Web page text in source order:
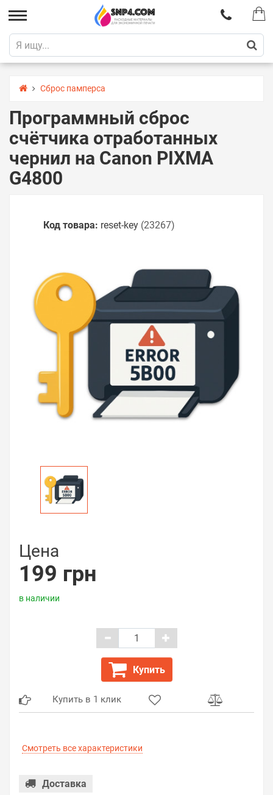
Сброс памперса
Программный сброс
счётчика отработанных
чернил на Canon PIXMA
G4800
Код товара: reset-key (23267)
Цена
199 грн
в наличии
Купить
Купить в 1 клик
Смотреть все характеристики
Доставка